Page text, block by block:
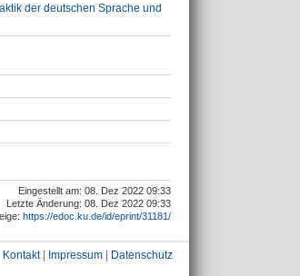
der deutschen Sprache und
Eingestellt am: 08. Dez 2022 09:33
Letzte Änderung: 08. Dez 2022 09:33
https://edoc.ku.de/id/eprint/31181/
Kontakt| Impressum Datenschutz